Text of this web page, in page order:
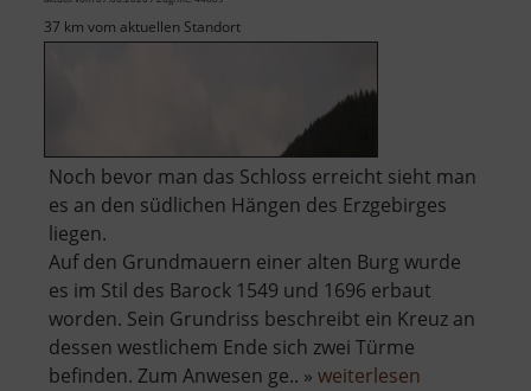
37 km vom aktuellen Standort
Noch bevor man das Schloss erreicht sieht man
es an den südlichen Hängen des Erzgebirges
liegen.
Auf den Grundmauern einer alten Burg wurde
es im Stil des Barock 1549 und 1696 erbaut
worden. Sein Grundriss beschreibt ein Kreuz an
dessen westlichem Ende sich zwei Türme
befinden. Zum Anwesen ge.. » weiterlesen